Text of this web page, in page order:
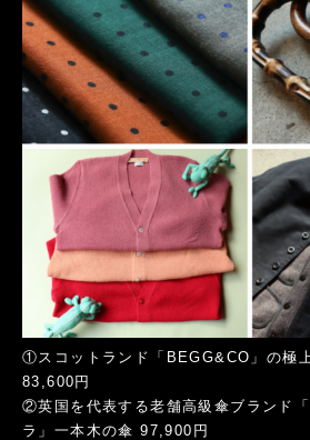
①スコットランド「BEGG&CO」の極
83,600円
②英国を代表する老舗高級傘ブランド
ラ」一本木の傘 97,900円